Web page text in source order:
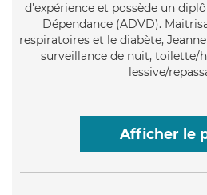
d'expérience et possède un
Dépendance (ADVD).
respiratoires et le diabète,
surveillance de nuit, toilette/
lessive/
Afficher le